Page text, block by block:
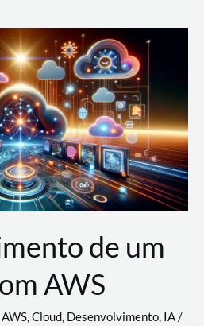
de um
AWS
AWS,Cloud, Desenvolvimento, IA/